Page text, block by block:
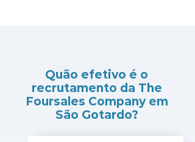
Quão efetivo é o
recrutamento da The
Foursales Company em
São Gotardo?